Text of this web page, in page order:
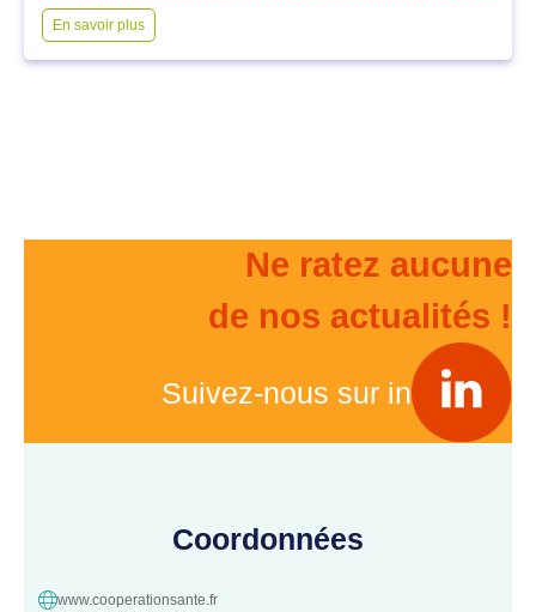
En savoir plus
Ne ratez aucune
de nos actualités !
Suivez-nous sur in
Coordonnées
www.cooperationsante.fr